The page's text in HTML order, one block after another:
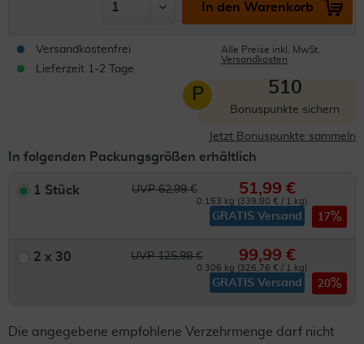
In den Warenkorb
Versandkostenfrei
Lieferzeit 1-2 Tage
Alle Preise inkl. MwSt.
Versandkosten
P 510
Bonuspunkte sichern
Jetzt Bonuspunkte sammeln
In folgenden Packungsgrößen erhältlich
1 Stück UVP 62,99 € 51,99 €
0.153 kg (339,80 € / 1 kg)
GRATIS Versand 17
2 x 30 UVP 125,98 € 99,99 €
0.306 kg (326,76 € / 1 kg)
GRATIS Versand 20
Die angegebene empfohlene Verzehrmenge darf nicht